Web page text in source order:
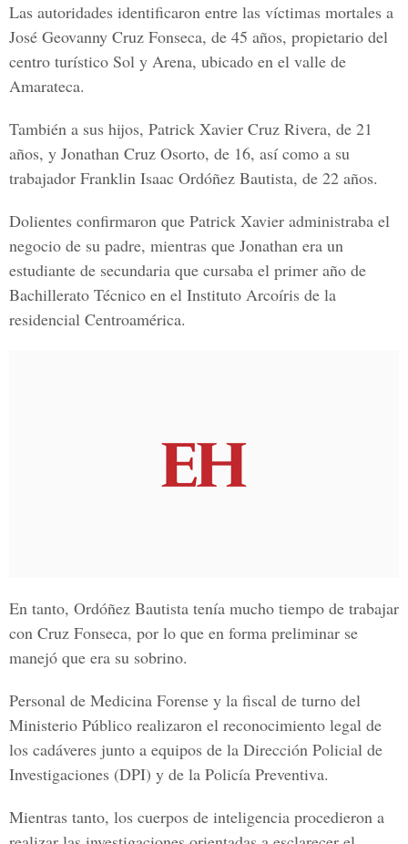
Las autoridades identificaron entre las víctimas mortales a
José Geovanny Cruz Fonseca, de 45 años, propietario del
centro turístico Sol y Arena, ubicado en el valle de
Amarateca.
También a sus hijos, Patrick Xavier Cruz Rivera, de 21
años, y Jonathan Cruz Osorto, de 16, así como a su
trabajador Franklin Isaac Ordóñez Bautista, de 22 años.
Dolientes confirmaron que Patrick Xavier administraba el
negocio de su padre, mientras que Jonathan era un
estudiante de secundaria que cursaba el primer año de
Bachillerato Técnico en el Instituto Arcoíris de la
residencial Centroamérica.
En tanto, Ordóñez Bautista tenía mucho tiempo de trabajar
con Cruz Fonseca, por lo que en forma preliminar se
manejó que era su sobrino.
Personal de Medicina Forense y la fiscal de turno del
Ministerio Público realizaron el reconocimiento legal de
los cadáveres junto a equipos de la Dirección Policial de
Investigaciones (DPI) y de la Policía Preventiva.
Mientras tanto, los cuerpos de inteligencia procedieron a